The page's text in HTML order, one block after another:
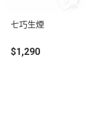
七巧生煙
$1,290